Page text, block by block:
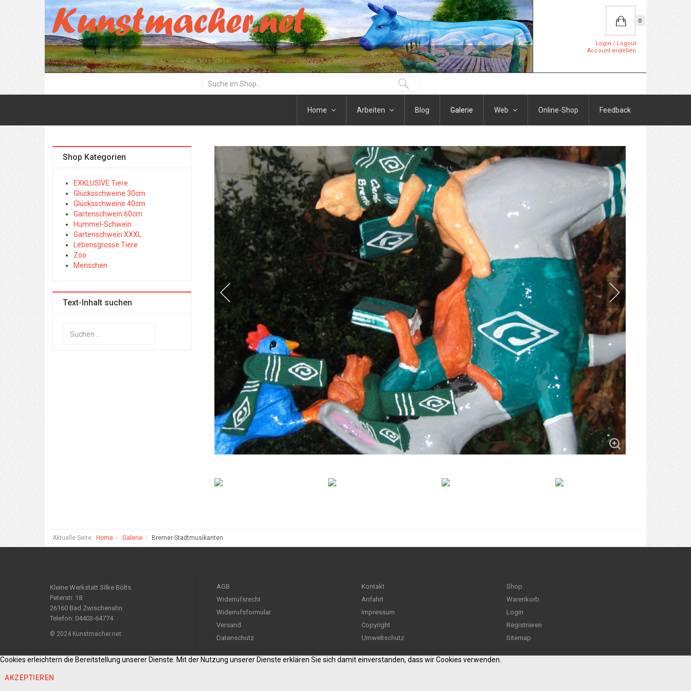
0
Login / Logout
Account erstellen
Home Arbeiten Blog Galerie Web Online-Shop Feedback
Shop Kategorien
EXKLUSIVE Tiere
Glücksschweine 30cm
Glücksschweine 40cm
Gartenschwein 60cm
Hummel-Schwein
Gartenschwein XXXL
Lebensgrosse Tiere
Zoo
Menschen
Text-Inhalt suchen
Aktuelle Seite: Home Galerie Bremer-Stadtmusikanten
Kleine Werkstatt Silke Bölts
Peterstr. 18
26160 Bad Zwischenahn
Telefon: 04403-64774
© 2024 Kunstmacher.net
AGB
Widerrufsrecht
Widerrufsformular
Versand
Datenschutz
Kontakt
Anfahrt
Impressum
Copyright
Umweltschutz
Shop
Warenkorb
Login
Registrieren
Sitemap
Cookies erleichtern die Bereitstellung unserer Dienste. Mit der Nutzung unserer Dienste erklären Sie sich damit einverstanden, dass wir Cookies verwenden.
AKZEPTIEREN